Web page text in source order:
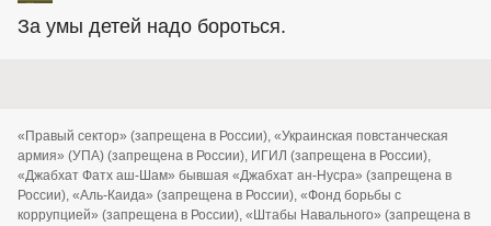
За умы детей надо бороться.
«Правый сектор» (запрещена в России), «Украинская повстанческая
армия» (УПА) (запрещена в России), ИГИЛ (запрещена в России),
«Джабхат Фатх аш-Шам» бывшая «Джабхат ан-Нусра» (запрещена в
России), «Аль-Каида» (запрещена в России), «Фонд борьбы с
коррупцией» (запрещена в России), «Штабы Навального» (запрещена в